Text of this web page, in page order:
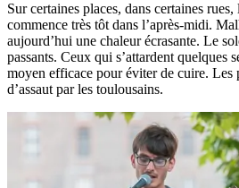
Sur certaines places, dans certaines
commence très tôt dans l’après-midi.
aujourd’hui une chaleur écrasante. Le
passants. Ceux qui s’attardent quelques
moyen efficace pour éviter de cuire. Les
d’assaut par les toulousains.